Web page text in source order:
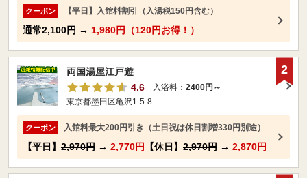
クーポン 【平日】入館料割引（入湯税150円含む）
通常2,100円 → 1,980円（120円お得！）
両国湯屋江戸遊
4.6
入浴料： 2400円～
東京都墨田区亀沢1-5-8
クーポン 入館料最大200円引き（土日祝は休日割増330円別途）
【平日】 2,970円 → 2,770円 【休日】 2,970円 → 2,870円
2